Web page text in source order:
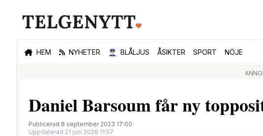
HEM NYHETER 👮🏻‍♂️ BLÅLJUS ÅSIKTER SPORT NÖJE
Daniel Barsoum får ny
Publicerad 8 september 2023 17:00
Uppdaterad 21 juni 2026 11:57